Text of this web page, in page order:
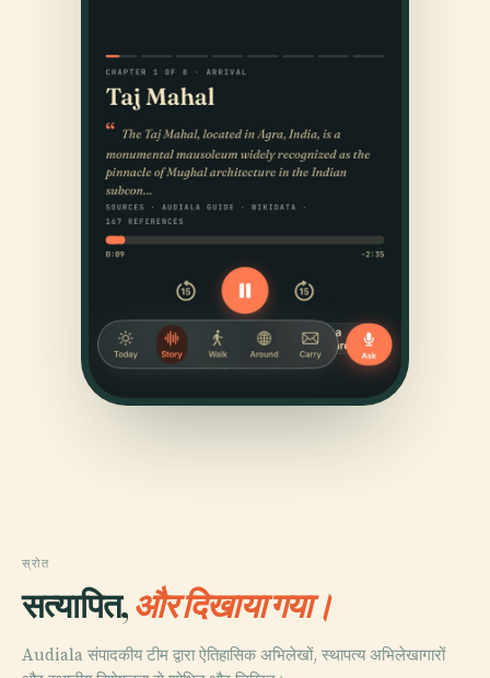
स्रोत
सत्यापित,और दिखाया गया।
Audiala संपादकीय टीम द्वारा ऐतिहासिक अभिलेखों, स्थापत्य अभिलेखागारों